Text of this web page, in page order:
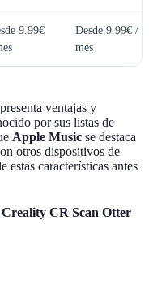
9.99€
Desde 9.99€ /
mes
ventajas y
por sus listas de
Apple Music se destaca
otros dispositivos de
características antes
CR Scan Otter